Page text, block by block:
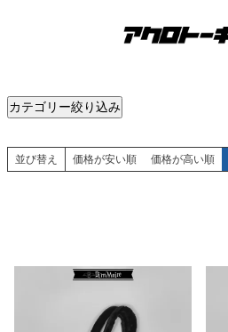
カテゴリー絞り込み
並び替え 価格が安い順 価格が高い順